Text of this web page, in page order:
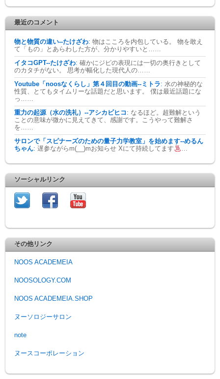
最近のコメント
物と物質の違い--たけざわ: 物はこころを内包している。 物を敢え
て「もの」とあらわした方が、分かりやすいと……
イタコGPT--たけざわ: 確かにジピの表現には一切の奥行きとして
のカタチがない。 思考が幅化した現代人の……
Youtube「noosなくらし」第４回目の動画--ミトラ: 水の神秘的な
性質、とてもタイムリーな話題だと思います。 僕は最近話題にな
っ……
重力の起源（水の洗礼）--アシカビヒコ : なるほど。超難解という
ことの意味が微かに見えてきて、感謝です。こうやって難解さ
を……
サロンで「スピナーズのための量子力学教室」を始めます--めるん
ちゃん: 遅参ながらm(__)mお知らせ Xにて持続してます …
ソーシャルリンク
その他リンク
NOOS ACADEMEIA
NOOSOLOGY.COM
NOOS ACADEMEIA.SHOP
ヌーソロジーサロン
note
ヌースコーポレーション